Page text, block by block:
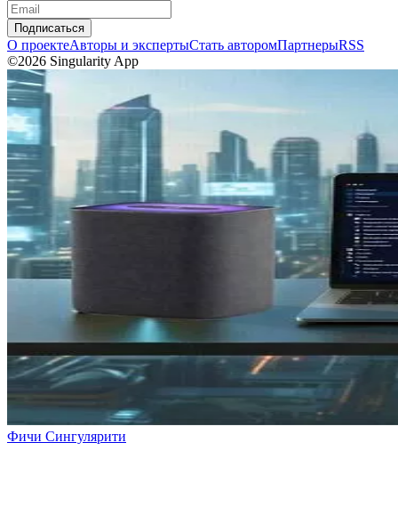
Подписаться
О проектеАвторы и экспертыСтать авторомПартнерыRSS
©2026 Singularity App
Фичи Сингулярити